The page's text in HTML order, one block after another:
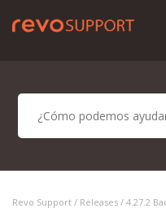
Revo Support / Releases / 4.27.2